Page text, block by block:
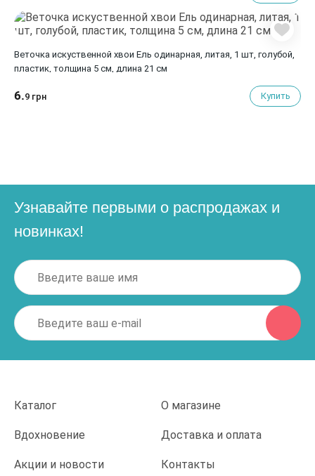
Веточка искуственной хвои Ель одинарная, литая, 1 шт, голубой,
пластик, толщина 5 см, длина 21 см
6.9 грн Купить
Узнавайте первыми о распродажах и
новинках!
Каталог О магазине
Вдохновение Доставка и оплата
Акции и новости Контакты